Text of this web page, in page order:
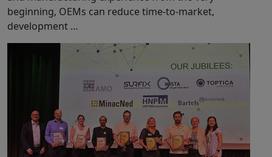
beginning, OEMs can reduce time-to-market,
development …